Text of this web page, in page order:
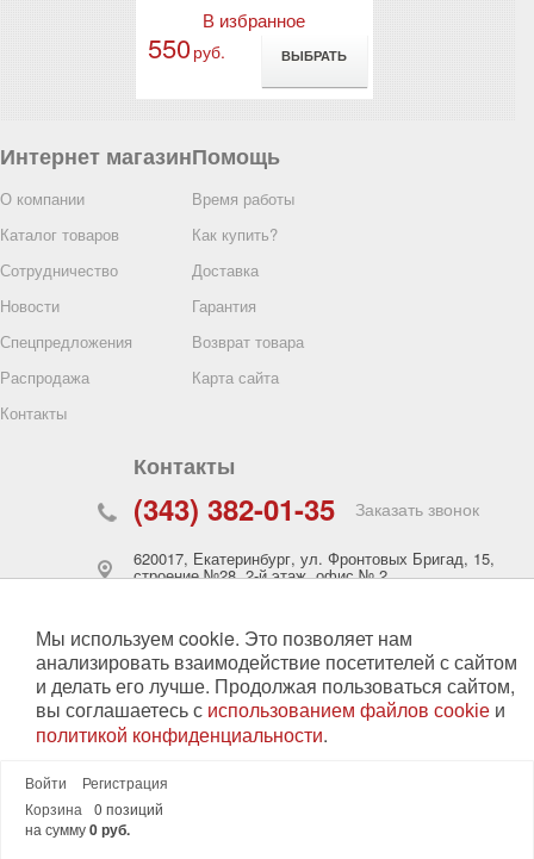
В избранное
550руб. ВЫБРАТЬ
Интернет магазин
О компании
Каталог товаров
Сотрудничество
Новости
Спецпредложения
Распродажа
Контакты
Помощь
Время работы
Как купить?
Доставка
Гарантия
Возврат товара
Карта сайта
Контакты
(343) 382-01-35 Заказать звонок
620017, Екатеринбург, ул. Фронтовых Бригад, 15,
строение №28, 2-й этаж, офис № 2
График работы: пн-чт: 830- 17 00
пт: 830- 1630
cб, вс: выходной
Войти
Регистрация
Корзина
0 позиций
на сумму0 руб.
Мы используем cookie. Это позволяет нам
анализировать взаимодействие посетителей с сайтом
и делать его лучше. Продолжая пользоваться сайтом,
вы соглашаетесь с использованием файлов cookie и
политикой конфиденциальности.
Принять